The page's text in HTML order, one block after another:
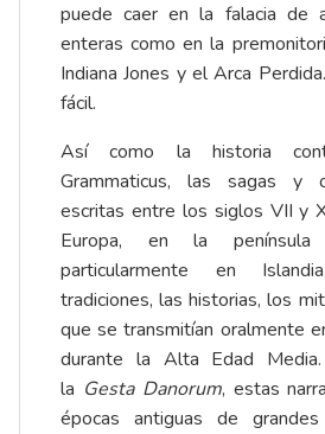
puede caer en la falacia de
enteras como en la
Indiana Jones y el Arca
fácil.
Así como la historia
Grammaticus, las sagas y
escritas entre los siglos VII y
Europa, en la península
particularmente en
tradiciones, las historias, los
que se transmitían oralmente
durante la Alta Edad
la Gesta Danorum, estas
épocas antiguas de